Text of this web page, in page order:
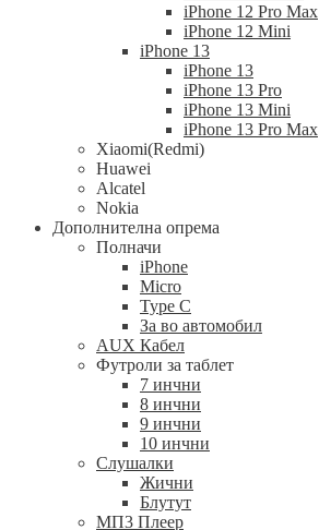
iPhone 12 Pro Max
iPhone 12 Mini
iPhone 13
iPhone 13
iPhone 13 Pro
iPhone 13 Mini
iPhone 13 Pro Max
Xiaomi(Redmi)
Huawei
Alcatel
Nokia
Дополнителна опрема
Полначи
iPhone
Micro
Type C
За во автомобил
AUX Кабел
Футроли за таблет
7 инчни
8 инчни
9 инчни
10 инчни
Слушалки
Жични
Блутут
МП3 Плеер